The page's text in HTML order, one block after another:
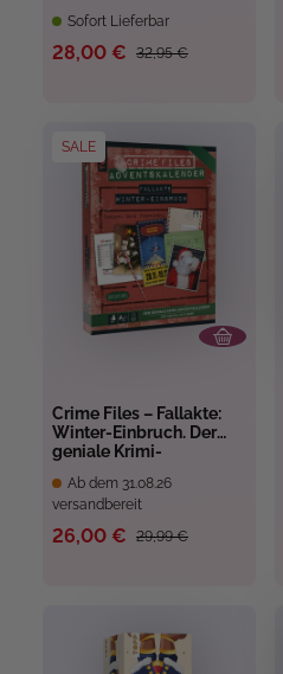
Pferde-Fans
Sofort Lieferbar
32,95 €
28,00 €
SALE
Crime Files – Fallakte:
Winter-Einbruch. Der
geniale Krimi-
Ab dem 31.08.26
versandbereit
29,99 €
26,00 €